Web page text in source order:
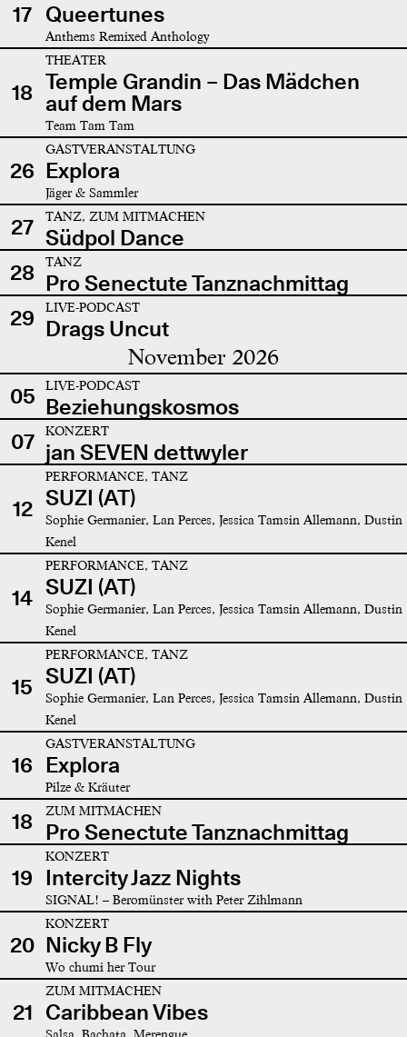
17 Queertunes
Anthems Remixed Anthology
18
THEATER
Temple Grandin – Das Mädchen
auf dem Mars
Team Tam Tam
26
GASTVERANSTALTUNG
Explora
Jäger & Sammler
27 TANZ, ZUM MITMACHEN
Südpol Dance
28
TANZ
Pro Senectute Tanznachmittag
29
LIVE-PODCAST
Drags Uncut
November 2026
05 LIVE-PODCAST
Beziehungskosmos
07
KONZERT
jan SEVEN dettwyler
12
PERFORMANCE, TANZ
SUZI (AT)
Sophie Germanier, Lan Perces, Jessica Tamsin Allemann, Dustin
Kenel
14
PERFORMANCE, TANZ
SUZI (AT)
Sophie Germanier, Lan Perces, Jessica Tamsin Allemann, Dustin
Kenel
15
PERFORMANCE, TANZ
SUZI (AT)
Sophie Germanier, Lan Perces, Jessica Tamsin Allemann, Dustin
Kenel
16
GASTVERANSTALTUNG
Explora
Pilze & Kräuter
18 ZUM MITMACHEN
Pro Senectute Tanznachmittag
19
KONZERT
Intercity Jazz Nights
SIGNAL! – Beromünster with Peter Zihlmann
20
KONZERT
Nicky B Fly
Wo chumi her Tour
21
ZUM MITMACHEN
Caribbean Vibes